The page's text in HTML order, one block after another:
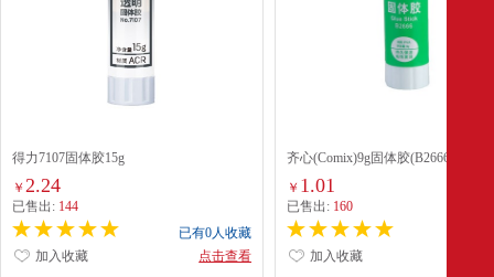
得力7107固体胶15g
￥ 2.24
已售出: 144
已有0人收藏
点击查看
加入收藏
齐心(Comix)9g固体胶(B2666)
￥ 1.01
已售出: 160
加入收藏